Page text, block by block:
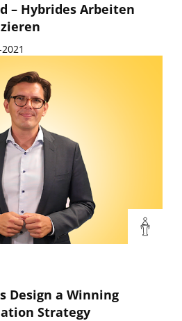
– Hybrides Arbeiten
Design a Winning
Strategy